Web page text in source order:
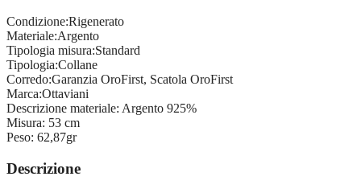
Condizione:Rigenerato
Materiale:Argento
Tipologia misura:Standard
Tipologia:Collane
Corredo:Garanzia OroFirst, Scatola OroFirst
Marca:Ottaviani
Descrizione materiale: Argento 925%
Misura: 53 cm
Peso: 62,87gr
Descrizione